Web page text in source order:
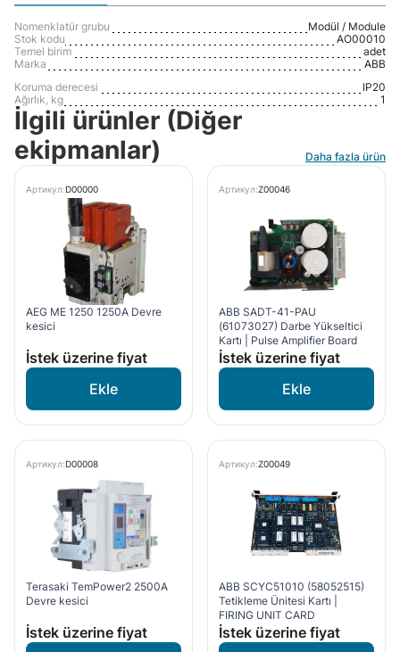
Nomenklatür grubu
Modül / Module
Stok kodu
AO00010
Temel birim
adet
Marka
ABB
Koruma derecesi
IP20
Ağırlık, kg
1
İlgili ürünler (Diğer
ekipmanlar)
Daha fazla ürün
Артикул:D00000
AEG ME 1250 1250A Devre
kesici
İstek üzerine fiyat
Артикул:Z00046
ABB SADT-41-PAU
(61073027) Darbe Yükseltici
Kartı | Pulse Amplifier Board
İstek üzerine fiyat
Артикул:D00008
Terasaki TemPower2 2500A
Devre kesici
İstek üzerine fiyat
Артикул:Z00049
ABB SCYC51010 (58052515)
Tetikleme Ünitesi Kartı |
FIRING UNIT CARD
İstek üzerine fiyat